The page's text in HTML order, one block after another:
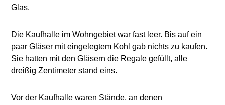
Glas.
Die Kaufhalle im Wohngebiet war fast leer. Bis auf ein
paar Gläser mit eingelegtem Kohl gab nichts zu kaufen.
Sie hatten mit den Gläsern die Regale gefüllt, alle
dreißig Zentimeter stand eins.
Vor der Kaufhalle waren Stände, an denen